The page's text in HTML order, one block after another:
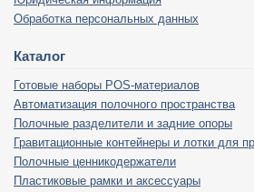
Обработка персональных данных
Каталог
Готовые наборы POS-материалов
Автоматизация полочного пространства
Полочные разделители и задние опоры
Гравитационные контейнеры и лотки для
Полочные ценникодержатели
Пластиковые рамки и аксессуары